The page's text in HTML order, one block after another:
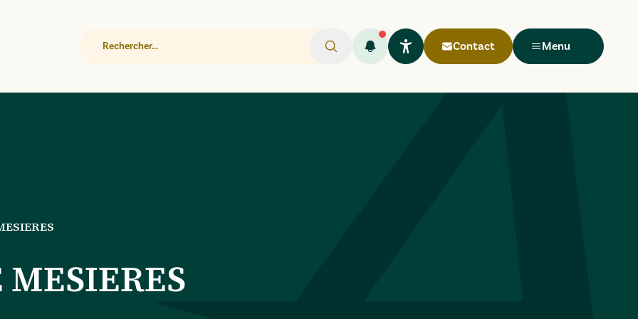
Rechercher
Flash infos (1)
Ouvrir le widget Lisio
Contact Menu